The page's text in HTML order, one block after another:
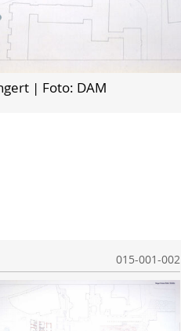
| Foto: DAM
015-001-002